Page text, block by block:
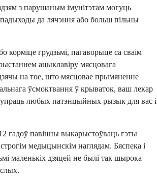
з парушаным імунітэтам могуць
да лячэння або больш пільны
корміце грудзьмі, пагаворыце са сваім
ацыклавіру мясцовага
на тое, што мясцовае прымяненне
ўсмоктвання ў крываток, ваш лекар
любых патэнцыйных рызык для вас і
гадоў павінны выкарыстоўваць гэты
медыцынскім наглядам. Бяспека і
маленькіх дзяцей не былі так шырока